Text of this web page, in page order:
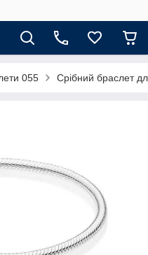
055 Срібний браслет